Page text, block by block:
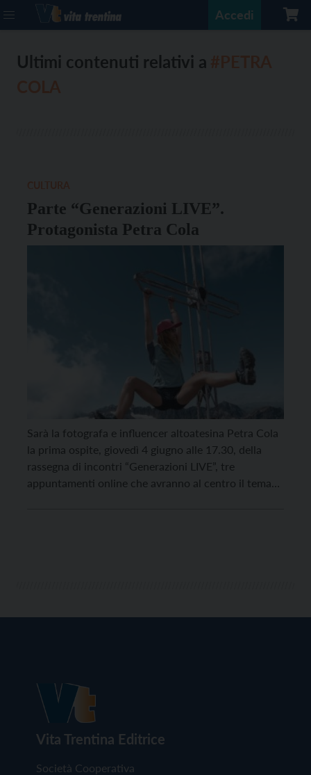
Accedi
Ultimi contenuti relativi a
Parte “Generazioni LIVE”.
Protagonista Petra Cola
Sarà la fotografa e influencer altoatesina Petra Cola
la prima ospite, giovedì 4 giugno alle 17.30, della
rassegna di incontri “Generazioni LIVE”, tre
appuntamenti online che avranno al centro il tema
Vita Trentina Editrice
Società Cooperativa